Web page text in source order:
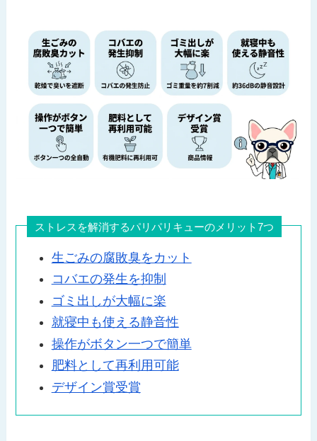
ストレスを解消するパリパリキューのメリット7つ
生ごみの腐敗臭をカット
コバエの発生を抑制
ゴミ出しが大幅に楽
就寝中も使える静音性
操作がボタン一つで簡単
肥料として再利用可能
デザイン賞受賞